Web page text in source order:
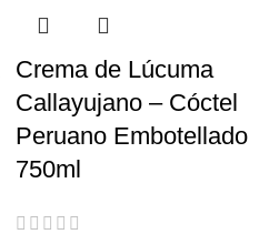
Crema de Lúcuma
Callayujano – Cóctel
Peruano Embotellado
750ml